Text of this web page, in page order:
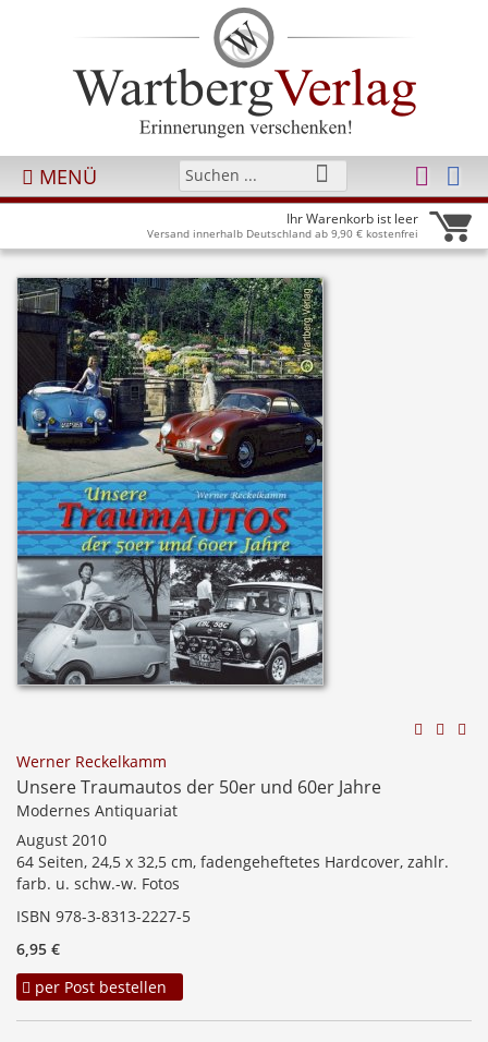
MENÜ
Ihr Warenkorb ist leer
Versand innerhalb Deutschland ab 9,90 € kostenfrei
Werner Reckelkamm
Unsere Traumautos der 50er und 60er Jahre
Modernes Antiquariat
August 2010
64 Seiten, 24,5 x 32,5 cm, fadengeheftetes Hardcover, zahlr.
farb. u. schw.-w. Fotos
ISBN 978-3-8313-2227-5
6,95 €
per Post bestellen